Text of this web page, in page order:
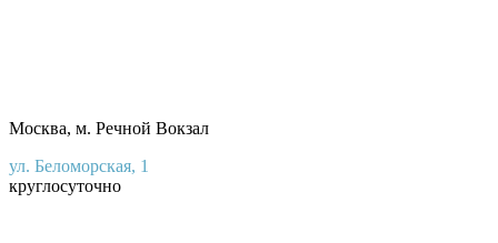
Москва, м. Речной Вокзал
ул. Беломорская, 1
круглосуточно